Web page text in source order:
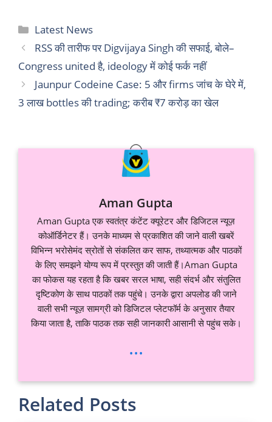
Categories
Latest News
RSS की तारीफ पर Digvijaya Singh की सफाई, बोले–
Congress united है, ideology में कोई फर्क नहीं
Jaunpur Codeine Case: 5 और firms जांच के घेरे में,
3 लाख bottles की trading; करीब ₹7 करोड़ का खेल
Aman Gupta
Aman Gupta एक स्वतंत्र कंटेंट क्यूरेटर और डिजिटल न्यूज़
कोऑर्डिनेटर हैं। उनके माध्यम से प्रकाशित की जाने वाली खबरें
विभिन्न भरोसेमंद स्रोतों से संकलित कर साफ, तथ्यात्मक और पाठकों
के लिए समझने योग्य रूप में प्रस्तुत की जाती हैं।Aman Gupta
का फोकस यह रहता है कि खबर सरल भाषा, सही संदर्भ और संतुलित
दृष्टिकोण के साथ पाठकों तक पहुंचे। उनके द्वारा अपलोड की जाने
वाली सभी न्यूज़ सामग्री को डिजिटल प्लेटफॉर्म के अनुसार तैयार
किया जाता है, ताकि पाठक तक सही जानकारी आसानी से पहुंच सके।
...
Related Posts